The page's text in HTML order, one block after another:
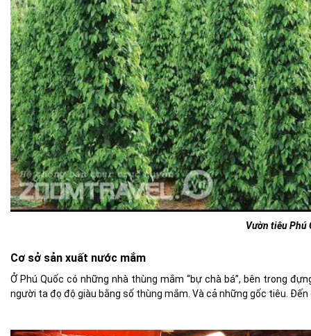
Vườn tiêu Phú
Cơ sở sản xuất nước mắm
Ở Phú Quốc có những nhà thùng mắm “bự chà bá”, bên trong
người ta đọ độ giàu bằng số thùng mắm. Và cả những gốc tiêu.